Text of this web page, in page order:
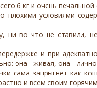
6 кг и очень печальной
плохими условиями
ни во что не ставили,
и при
она - живая, она -
сама запрыгнет как
и всем своим